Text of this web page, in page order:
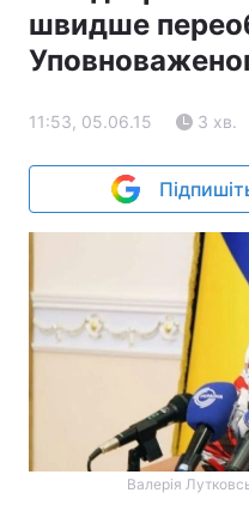
швидше
11:53, 05.06.15 3 хв.
Валерія